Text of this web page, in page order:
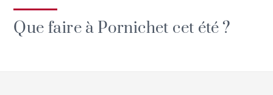
Que faire à Pornichet cet été ?